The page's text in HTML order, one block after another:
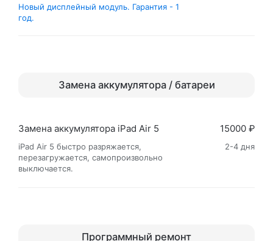
Новый дисплейный модуль. Гарантия - 1
год.
Замена аккумулятора / батареи
Замена аккумулятора iPad Air 5
iPad Air 5 быстро разряжается,
перезагружается, самопроизвольно
выключается.
15000 ₽
2-4 дня
Программный ремонт